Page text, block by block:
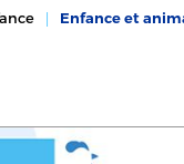
Enfance et